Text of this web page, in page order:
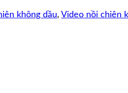
không dầu, Video nồi chiên